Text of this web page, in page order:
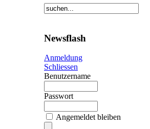
Newsflash
Anmeldung
Schliessen
Benutzername
Passwort
Angemeldet bleiben